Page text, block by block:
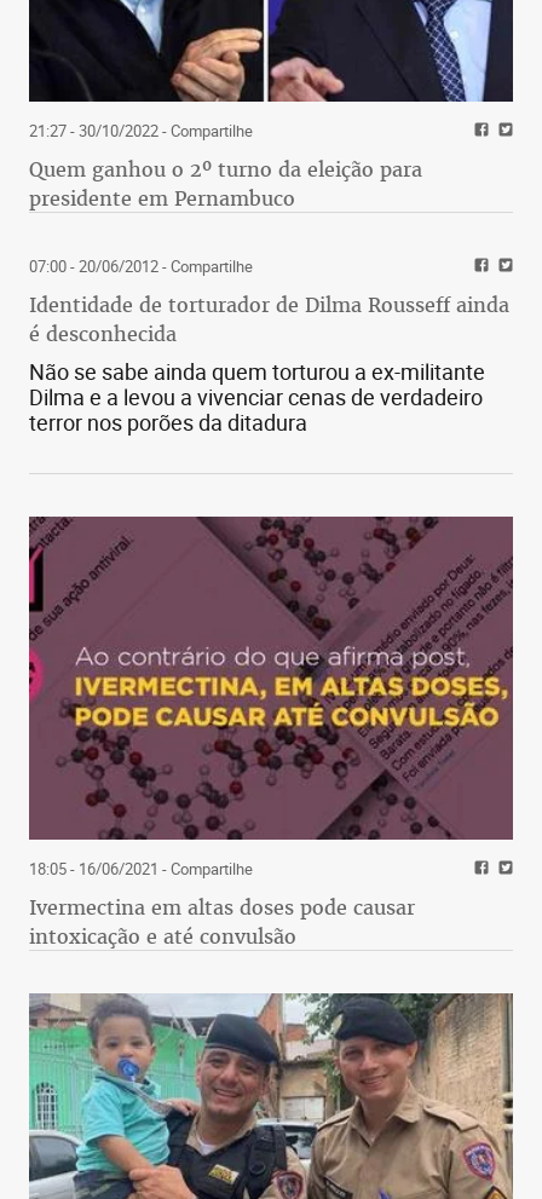
21:27 - 30/10/2022- Compartilhe
Quem ganhou o 2º turno da eleição para
presidente em Pernambuco
07:00 - 20/06/2012- Compartilhe
Identidade de torturador de Dilma Rousseff ainda
é desconhecida
Não se sabe ainda quem torturou a ex-militante
Dilma e a levou a vivenciar cenas de verdadeiro
terror nos porões da ditadura
18:05 - 16/06/2021 - Compartilhe
Ivermectina em altas doses pode causar
intoxicação e até convulsão